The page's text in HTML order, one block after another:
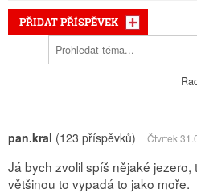
PŘIDAT PŘÍSPĚVEK
pan.kral (123 příspěvků) Čtvrtek
Já bych zvolil spíš nějaké jezero,
většinou to vypadá to jako moře.